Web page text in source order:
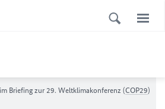
Briefing zur 29. Weltklimakonferenz (COP29)